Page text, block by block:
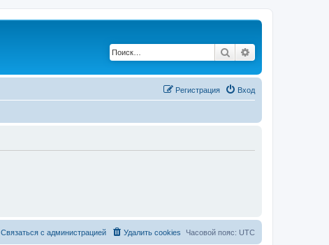
Поиск
Вход
Регистрация
Часовой пояс: UTC
Удалить cookies
Связаться с администрацией